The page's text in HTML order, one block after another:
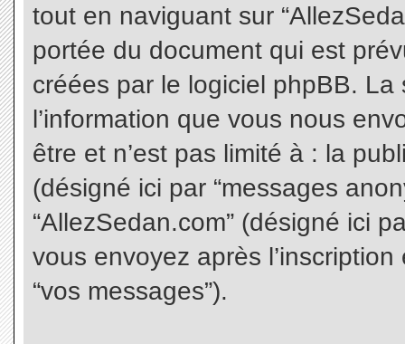
tout en naviguant sur
portée du document qui est
créées par le logiciel phpBB.
l’information que vous nous
être et n’est pas limité à : la
(désigné ici par “messages
“AllezSedan.com” (désigné ici
vous envoyez après
“vos messages”).